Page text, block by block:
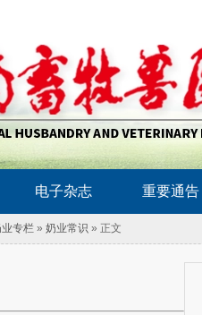
电子杂志 重要通告
专栏 » 奶业常识 » 正文